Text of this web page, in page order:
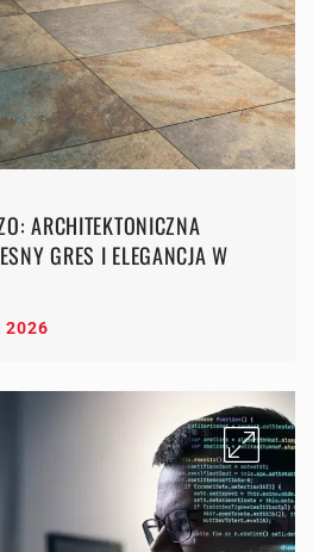
ARCHITEKTONICZNA
GRES I ELEGANCJA W
2026